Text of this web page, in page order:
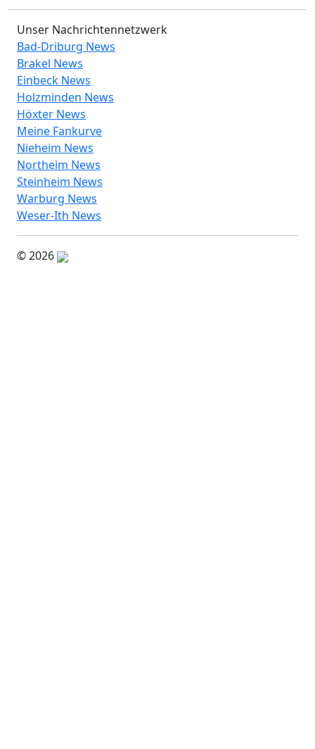
Unser Nachrichtennetzwerk
Bad-Driburg News
Brakel News
Einbeck News
Holzminden News
Höxter News
Meine Fankurve
Nieheim News
Northeim News
Steinheim News
Warburg News
Weser-Ith News
© 2026